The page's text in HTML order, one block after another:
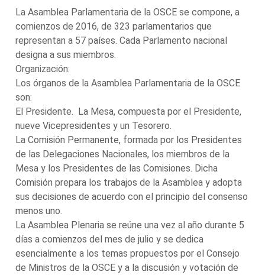
La Asamblea Parlamentaria de la OSCE se compone, a
comienzos de 2016, de 323 parlamentarios que
representan a 57 países. Cada Parlamento nacional
designa a sus miembros.
Organización:
Los órganos de la Asamblea Parlamentaria de la OSCE
son:
El Presidente. La Mesa, compuesta por el Presidente,
nueve Vicepresidentes y un Tesorero.
La Comisión Permanente, formada por los Presidentes
de las Delegaciones Nacionales, los miembros de la
Mesa y los Presidentes de las Comisiones. Dicha
Comisión prepara los trabajos de la Asamblea y adopta
sus decisiones de acuerdo con el principio del consenso
menos uno.
La Asamblea Plenaria se reúne una vez al año durante 5
días a comienzos del mes de julio y se dedica
esencialmente a los temas propuestos por el Consejo
de Ministros de la OSCE y a la discusión y votación de